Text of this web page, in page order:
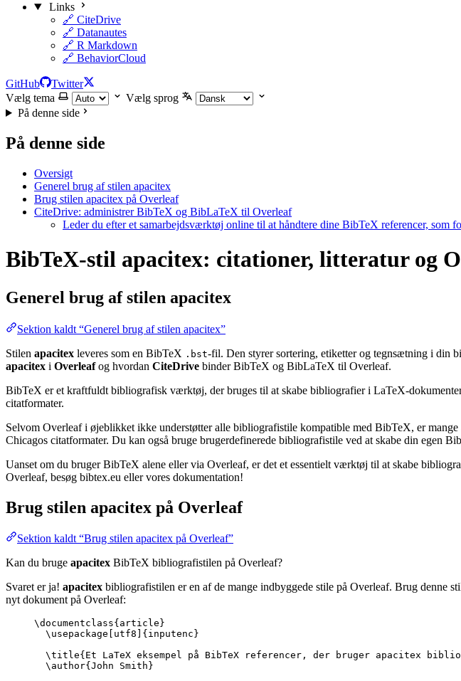
Links
🔗 CiteDrive
🔗 Datanautes
🔗 R Markdown
🔗 BehaviorCloud
GitHub
Twitter
Vælg tema
Vælg sprog
På denne side
På denne side
Oversigt
Generel brug af stilen apacitex
Brug stilen apacitex på Overleaf
CiteDrive: administrer BibTeX og BibLaTeX til Overleaf
Leder du efter et samarbejdsværktøj online til at håndtere dine BibTeX referencer, som
BibTeX-stil apacitex: citationer, litteratur og
Generel brug af stilen apacitex
Sektion kaldt “Generel brug af stilen apacitex”
Stilen apacitex leveres som en BibTeX .bst-fil. Den styrer sortering, etiketter og tegnsætning i din
apacitex i Overleafog hvordan CiteDrive binder BibTeX og BibLaTeX til Overleaf.
BibTeX er et kraftfuldt bibliografisk værktøj, der bruges til at skabe bibliografier i LaTeX-
citatformater.
Selvom Overleaf i øjeblikket ikke understøtter alle bibliografistile kompatible med BibTeX, er
Chicagos citatformater. Du kan også bruge brugerdefinerede bibliografistile ved at skabe din egen
Uanset om du bruger BibTeX alene eller via Overleaf, er det et essentielt værktøj til at skabe
Overleaf, besøg bibtex.eu eller vores dokumentation!
Brug stilen apacitex på Overleaf
Sektion kaldt “Brug stilen apacitex på Overleaf”
Kan du bruge apacitex BibTeX bibliografistilen på Overleaf?
Svaret er ja! apacitex bibliografistilen er en af de mange indbyggede stile på Overleaf. Brug denne
nyt dokument på Overleaf:
\documentclass{ article }
\usepackage
utf8 ]{ inputenc }
\title{Et LaTeX eksempel på BibTeX referencer, der bruger apacitex
\author{John Smith}